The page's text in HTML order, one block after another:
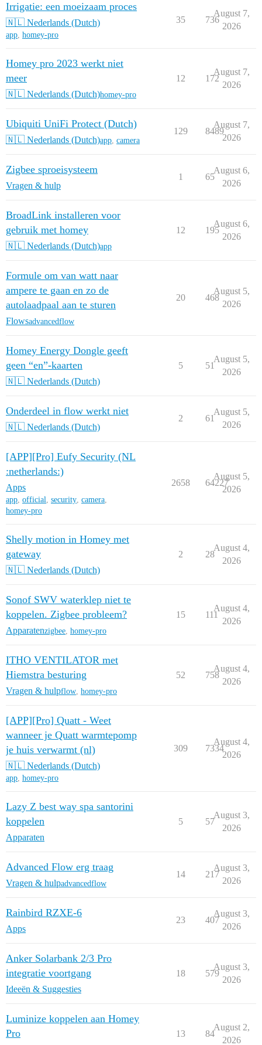
Irrigatie: een moeizaam proces
🇳🇱 Nederlands (Dutch)
app, homey-pro
35 736
August 7,
2026
Homey pro 2023 werkt niet
meer
🇳🇱 Nederlands (Dutch)homey-pro
12 172
August 7,
2026
Ubiquiti UniFi Protect (Dutch)
🇳🇱 Nederlands (Dutch)app camera
129 8489
August 7,
2026
Zigbee sproeisysteem
Vragen & hulp
1 65
August 6,
2026
BroadLink installeren voor
gebruik met homey
🇳🇱 Nederlands (Dutch)app
12 195
August 6,
2026
Formule om van watt naar
ampere te gaan en zo de
autolaadpaal aan te sturen
Flowsadvancedflow
20 468
August 5,
2026
Homey Energy Dongle geeft
geen “en”-kaarten
🇳🇱 Nederlands (Dutch)
5 51
August 5,
2026
Onderdeel in flow werkt niet
🇳🇱 Nederlands (Dutch)
2 61
August 5,
2026
[APP][Pro] Eufy Security (NL
:netherlands:)
Apps
app, official, security, camera,
homey-pro
2658 64227
August 5,
2026
Shelly motion in Homey met
gateway
🇳🇱 Nederlands (Dutch)
2 28
August 4,
2026
Sonof SWV waterklep niet te
koppelen. Zigbee probleem?
Apparatenzigbee homey-pro
15 111
August 4,
2026
ITHO VENTILATOR met
Hiemstra besturing
Vragen & hulpflow homey-pro
52 758
August 4,
2026
[APP][Pro] Quatt - Weet
wanneer je Quatt warmtepomp
je huis verwarmt (nl)
🇳🇱 Nederlands (Dutch)
app, homey-pro
309 7334
August 4,
2026
Lazy Z best way spa santorini
koppelen
Apparaten
5 57
August 3,
2026
Advanced Flow erg traag
Vragen & hulpadvancedflow
14 217
August 3,
2026
Rainbird RZXE-6
Apps
23 407
August 3,
2026
Anker Solarbank 2/3 Pro
integratie voortgang
Ideeën & Suggesties
18 579
August 3,
2026
Luminize koppelen aan Homey
Pro
13 84
August 2,
2026